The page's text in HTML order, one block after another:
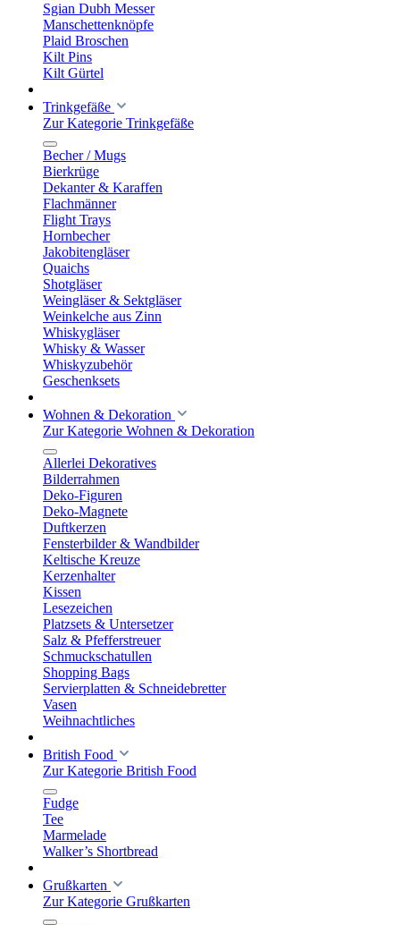
Sgian Dubh Messer
Manschettenknöpfe
Plaid Broschen
Kilt Pins
Kilt Gürtel
Trinkgefäße
Zur Kategorie Trinkgefäße
Becher / Mugs
Bierkrüge
Dekanter & Karaffen
Flachmänner
Flight Trays
Hornbecher
Jakobitengläser
Quaichs
Shotgläser
Weingläser & Sektgläser
Weinkelche aus Zinn
Whiskygläser
Whisky & Wasser
Whiskyzubehör
Geschenksets
Wohnen & Dekoration
Zur Kategorie Wohnen & Dekoration
Allerlei Dekoratives
Bilderrahmen
Deko-Figuren
Deko-Magnete
Duftkerzen
Fensterbilder & Wandbilder
Keltische Kreuze
Kerzenhalter
Kissen
Lesezeichen
Platzsets & Untersetzer
Salz & Pfefferstreuer
Schmuckschatullen
Shopping Bags
Servierplatten & Schneidebretter
Vasen
Weihnachtliches
British Food
Zur Kategorie British Food
Fudge
Tee
Marmelade
Walker’s Shortbread
Grußkarten
Zur Kategorie Grußkarten